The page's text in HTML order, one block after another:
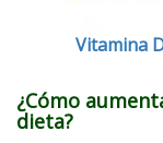
Vitamina
¿Cómo
dieta?